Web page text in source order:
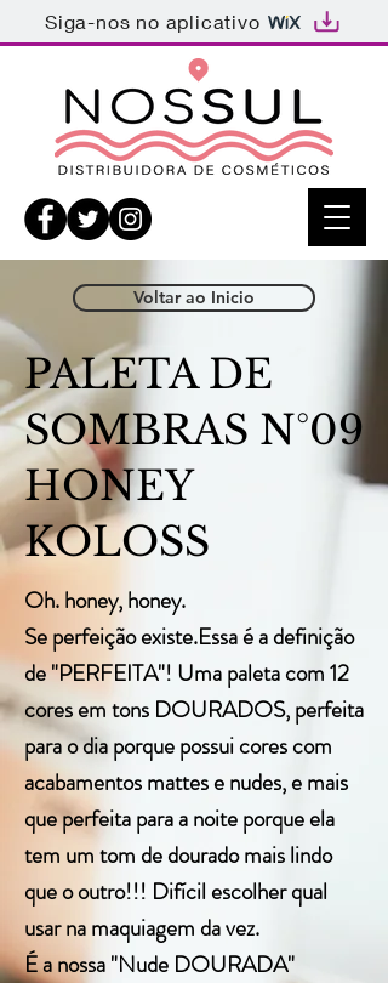
Siga-nos no aplicativo
Voltar ao Inicio
PALETA DE
SOMBRAS N°09
HONEY
KOLOSS
Oh. honey, honey.
Se perfeição existe.Essa é a definição
de "PERFEITA"! Uma paleta com 12
cores em tons DOURADOS, perfeita
para o dia porque possui cores com
acabamentos mattes e nudes, e mais
que perfeita para a noite porque ela
tem um tom de dourado mais lindo
que o outro!!! Difícil escolher qual
usar na maquiagem da vez.
É a nossa "Nude DOURADA"